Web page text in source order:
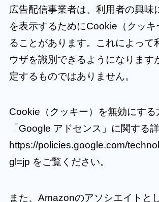
広告配信事業者は、利用者の興味
を表示するためにCookie（クッキ
ることがあります。これによって
ウザを識別できるようになります
定するものではありません。
Cookie（クッキー）を無効にする
「Google アドセンス」に関する詳
https://policies.google.com/
gl=jp をご覧ください。
また、Amazonのアソシエイトと